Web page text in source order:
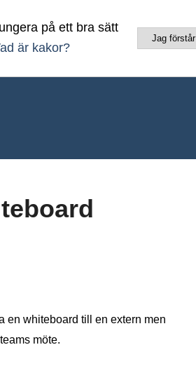
på ett bra sätt
är kakor?
Jag förstår
en whiteboard till en extern men
möte.